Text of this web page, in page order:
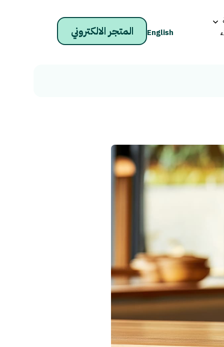
English المتجر الالكتروني